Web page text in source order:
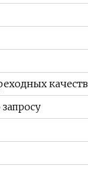
качеств